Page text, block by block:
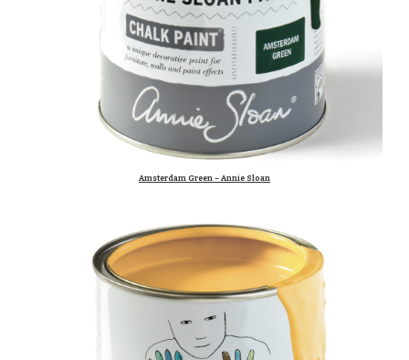
Amsterdam Green – Annie Sloan